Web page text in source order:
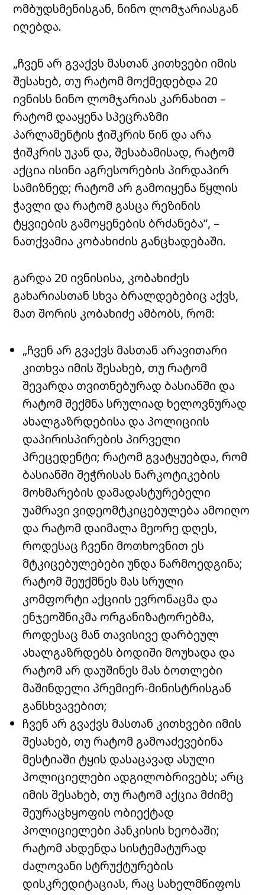
ომბუდსმენისგან, ნინო ლომჯარიასგან
იღებდა.
„ჩვენ არ გვაქვს მასთან კითხვები იმის
შესახებ, თუ რატომ მოქმედებდა 20
ივნისს ნინო ლომჯარიას კარნახით –
რატომ დააყენა სპეცრაზმი
პარლამენტის ჭიშკრის წინ და არა
ჭიშკრის უკან და, შესაბამისად, რატომ
აქცია ისინი აგრესორების პირდაპირ
სამიზნედ; რატომ არ გამოიყენა წყლის
ჭავლი და რატომ გასცა რეზინის
ტყვიების გამოყენების ბრძანება“, –
ნათქვამია კობახიძის განცხადებაში.
გარდა 20 ივნისისა, კობახიძეს
გახარიასთან სხვა ბრალდებებიც აქვს,
მათ შორის კობახიძე ამბობს, რომ:
„ჩვენ არ გვაქვს მასთან არავითარი
კითხვა იმის შესახებ, თუ რატომ
შევარდა თვითნებურად ბასიანში და
რატომ შექმნა სრულიად ხელოვნურად
ახალგაზრდებისა და პოლიციის
დაპირისპირების პირველი
პრეცედენტი; რატომ გვატყუებდა, რომ
ბასიანში შეჭრისას ნარკოტიკების
მოხმარების დამადასტურებელი
უამრავი ვიდეომტკიცებულება ამოიღო
და რატომ დაიმალა მეორე დღეს,
როდესაც ჩვენი მოთხოვნით ეს
მტკიცებულებები უნდა წარმოედგინა;
რატომ შეუქმნეს მას სრული
კომფორტი აქციის ევრონაცმა და
ენჯეოშნიკმა ორგანიზატორებმა,
როდესაც მან თავისივე დარბეულ
ახალგაზრდებს ბოდიში მოუხადა და
რატომ არ დაუშინეს მას ბოთლები
მაშინდელი პრემიერ-მინისტრისგან
განსხვავებით;
ჩვენ არ გვაქვს მასთან კითხვები იმის
შესახებ, თუ რატომ გამოაძევებინა
მესტიაში ტყის დასაცავად ასული
პოლიციელები ადგილობრივებს; არც
იმის შესახებ, თუ რატომ აქცია მძიმე
შეურაცხყოფის ობიექტად
პოლიციელები პანკისის ხეობაში;
რატომ ახდენდა სისტემატურად
ძალოვანი სტრუქტურების
დისკრედიტაციას, რაც სახელმწიფოს